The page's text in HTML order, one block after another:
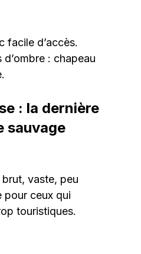
facile d’accès.
d’ombre : chapeau
: la dernière
sauvage
brut, vaste, peu
pour ceux qui
touristiques.